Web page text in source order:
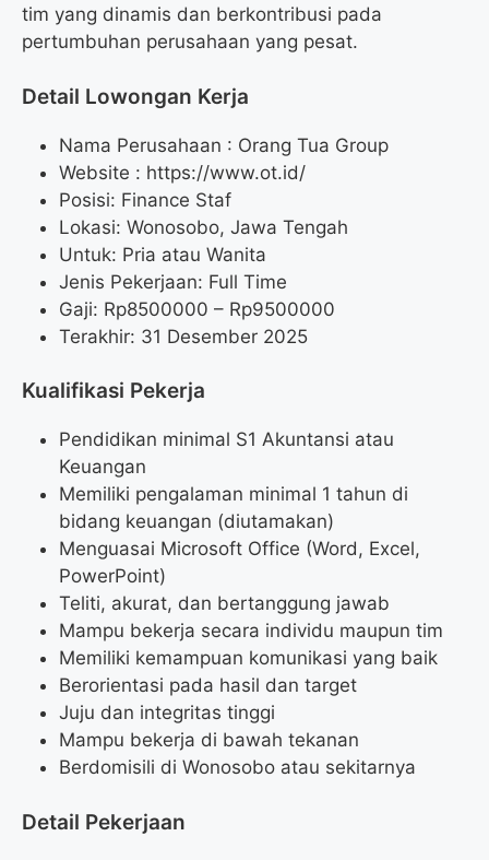
tim yang dinamis dan berkontribusi pada
pertumbuhan perusahaan yang pesat.
Detail Lowongan Kerja
Nama Perusahaan : Orang Tua Group
Website : https://www.ot.id/
Posisi: Finance Staf
Lokasi: Wonosobo, Jawa Tengah
Untuk: Pria atau Wanita
Jenis Pekerjaan: Full Time
Gaji: Rp8500000 – Rp9500000
Terakhir: 31 Desember 2025
Kualifikasi Pekerja
Pendidikan minimal S1 Akuntansi atau
Keuangan
Memiliki pengalaman minimal 1 tahun di
bidang keuangan (diutamakan)
Menguasai Microsoft Office (Word, Excel,
PowerPoint)
Teliti, akurat, dan bertanggung jawab
Mampu bekerja secara individu maupun tim
Memiliki kemampuan komunikasi yang baik
Berorientasi pada hasil dan target
Juju dan integritas tinggi
Mampu bekerja di bawah tekanan
Berdomisili di Wonosobo atau sekitarnya
Detail Pekerjaan